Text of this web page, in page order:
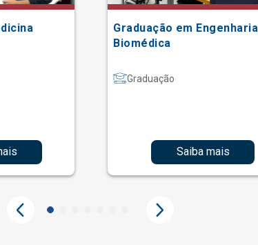
Graduação em Engenharia
Biomédica
Graduação
Saiba mais